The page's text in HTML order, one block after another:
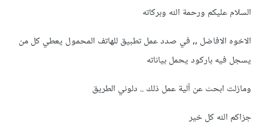
السلام عليكم ورحمة الله وبركاته
الاخوه الافاضل ,, في صدد عمل تطبيق للهاتف المحمول يعطي كل من
يسجل فيه باركود يحمل بياناته
ومازلت ابحث عن آلية عمل ذلك .. دلوني الطريق
جزاكم الله كل خير